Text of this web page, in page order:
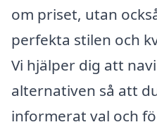
om priset, utan
perfekta stilen och
Vi hjälper dig att
alternativen så att
informerat val och